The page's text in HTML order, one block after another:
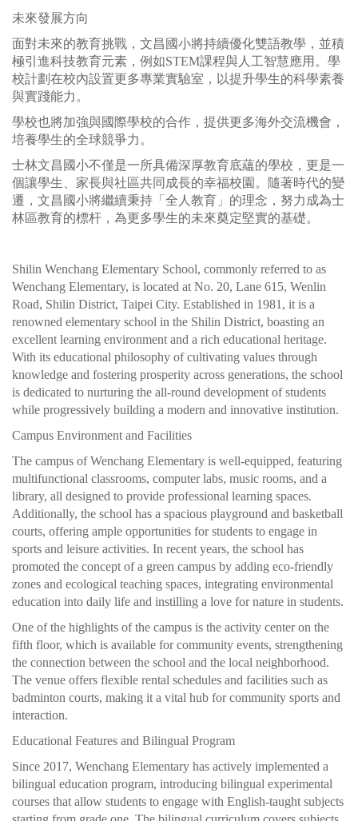
未來發展方向
面對未來的教育挑戰，文昌國小將持續優化雙語教學，並積
極引進科技教育元素，例如STEM課程與人工智慧應用。學
校計劃在校內設置更多專業實驗室，以提升學生的科學素養
與實踐能力。
學校也將加強與國際學校的合作，提供更多海外交流機會，
培養學生的全球競爭力。
士林文昌國小不僅是一所具備深厚教育底蘊的學校，更是一
個讓學生、家長與社區共同成長的幸福校園。隨著時代的變
遷，文昌國小將繼續秉持「全人教育」的理念，努力成為士
林區教育的標杆，為更多學生的未來奠定堅實的基礎。
Shilin Wenchang Elementary School, commonly referred to as
Wenchang Elementary, is located at No. 20, Lane 615, Wenlin
Road, Shilin District, Taipei City. Established in 1981, it is a
renowned elementary school in the Shilin District, boasting an
excellent learning environment and a rich educational heritage.
With its educational philosophy of cultivating values through
knowledge and fostering prosperity across generations, the school
is dedicated to nurturing the all-round development of students
while progressively building a modern and innovative institution.
Campus Environment and Facilities
The campus of Wenchang Elementary is well-equipped, featuring
multifunctional classrooms, computer labs, music rooms, and a
library, all designed to provide professional learning spaces.
Additionally, the school has a spacious playground and basketball
courts, offering ample opportunities for students to engage in
sports and leisure activities. In recent years, the school has
promoted the concept of a green campus by adding eco-friendly
zones and ecological teaching spaces, integrating environmental
education into daily life and instilling a love for nature in students.
One of the highlights of the campus is the activity center on the
fifth floor, which is available for community events, strengthening
the connection between the school and the local neighborhood.
The venue offers flexible rental schedules and facilities such as
badminton courts, making it a vital hub for community sports and
interaction.
Educational Features and Bilingual Program
Since 2017, Wenchang Elementary has actively implemented a
bilingual education program, introducing bilingual experimental
courses that allow students to engage with English-taught subjects